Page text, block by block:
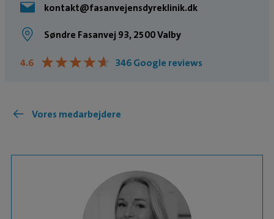
kontakt@fasanvejensdyreklinik.dk
Søndre Fasanvej 93, 2500 Valby
4.6 ★★★★★
★★★★★ 346 Google reviews
Vores medarbejdere